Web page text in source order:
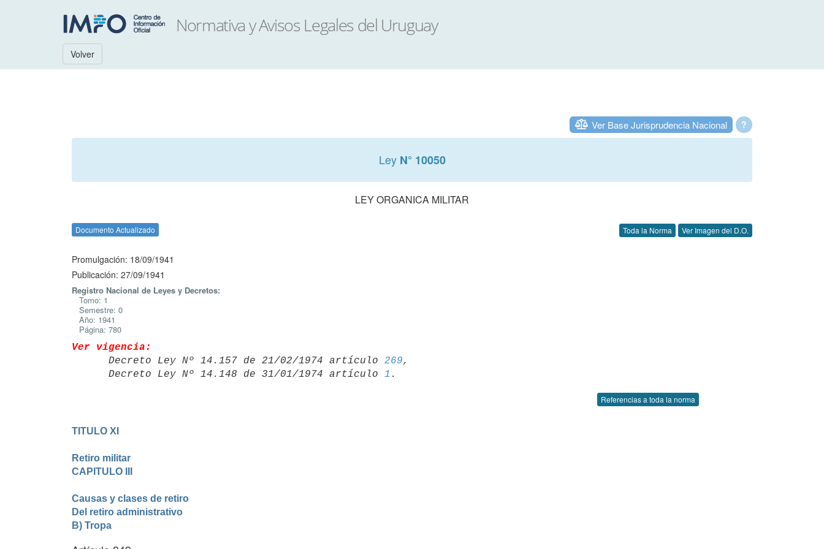
Volver
?
Ver Base Jurisprudencia Nacional
Ley N° 10050
LEY ORGANICA MILITAR
Documento Actualizado Toda la Norma Ver Imagen del D.O.
Promulgación: 18/09/1941
Publicación: 27/09/1941
Registro Nacional de Leyes y Decretos:
Tomo: 1
Semestre: 0
Año: 1941
Página: 780
Ver vigencia:
Decreto Ley Nº 14.157 de 21/02/1974 artículo 269,
      Decreto Ley Nº 14.148 de 31/01/1974 artículo
1
Referencias a toda la norma
TITULO XI
Retiro militar
CAPITULO III
Causas y clases de retiro
Del retiro administrativo
B) Tropa